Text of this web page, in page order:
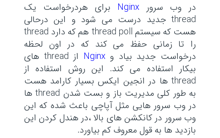
در وب سرور Nginx برای هردرخواست یک
thread جدید درست می شود و این درحالی
هست که سیستم thread poll هم که دارد thread
را تا زمانی حفظ می کند که در اون لحظه
درخواست جدید بیاد و Nginx
از thread های
بیکار استفاده می کند. این روش استفاده از
thread ها در انجین ایکس بسیار کارامد هست
به طور کلی مدیریت باز و بست شدن thread ها
در وب سرور هایی مثل آپاچی باعث شده که این
وب سرور در کانکشن های بالا ،در هندل کردن این
بازدید ها به قول معروف کم بیاورد.